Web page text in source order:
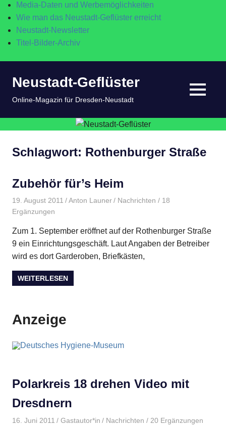
Media-Daten und Werbemöglichkeiten
Wie man das Neustadt-Geflüster erreicht
Neustadt-Newsletter
Titel-Bilder-Archiv
InhaltNeustadt-Geflüster
Online-Magazin für Dresden-Neustadt MENÜ
Schlagwort: Rothenburger Straße
Zubehör für’s Heim
19. August 2011 Anton Launer Nachrichten / 18
Ergänzungen
Zum 1. September eröffnet auf der Rothenburger Straße
9 ein Einrichtungsgeschäft. Laut Angaben der Betreiber
wird es dort Garderoben, Briefkästen,
WEITERLESEN
Anzeige
Polarkreis 18 drehen Video mit
Dresdnern
16. Juni 2011 Gastautor*in Nachrichten / 20 Ergänzungen